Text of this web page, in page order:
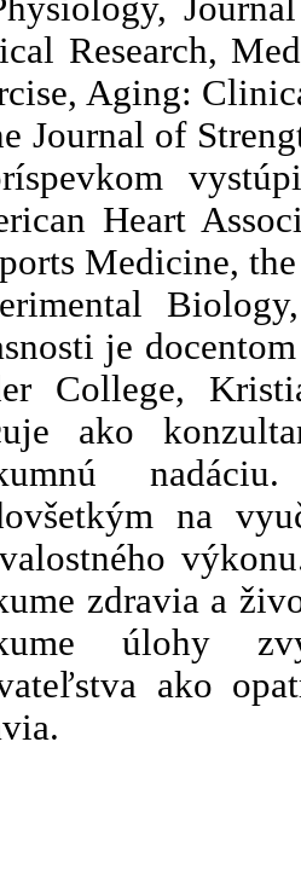
Research,
Aging:
Journal of
Heart
Medicine,
je
College,
ako
na
zdravia a
úlohy
ako